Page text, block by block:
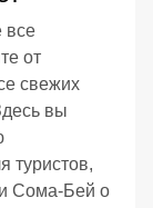
все
от
свежих
вы
туристов,
Сома-Бей о